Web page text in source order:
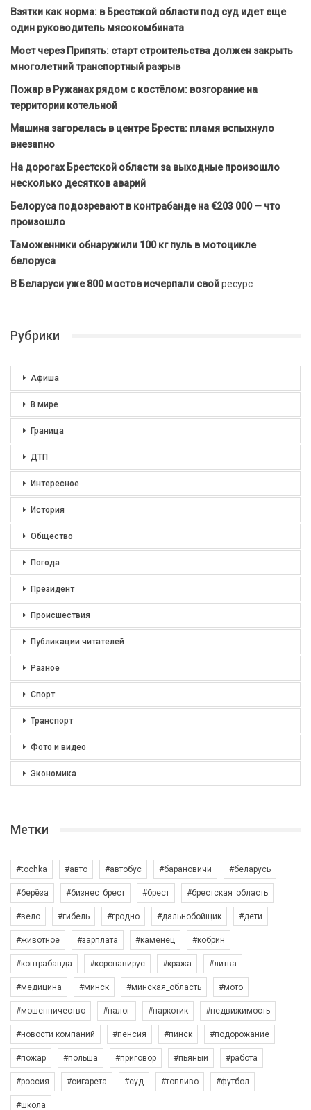
Взятки как норма: в Брестской области под суд идет еще
один руководитель мясокомбината
Мост через Припять: старт строительства должен закрыть
многолетний транспортный разрыв
Пожар в Ружанах рядом с костёлом: возгорание на
территории котельной
Машина загорелась в центре Бреста: пламя вспыхнуло
внезапно
На дорогах Брестской области за выходные произошло
несколько десятков аварий
Белоруса подозревают в контрабанде на €203 000 — что
произошло
Таможенники обнаружили 100 кг пуль в мотоцикле
белоруса
В Беларуси уже 800 мостов исчерпали свойресурс
Рубрики
Афиша
В мире
Граница
ДТП
Интересное
История
Общество
Погода
Президент
Происшествия
Публикации читателей
Разное
Спорт
Транспорт
Фото и видео
Экономика
Метки
#tochka #авто #автобус #барановичи #беларусь
#берёза #бизнес_брест #брест #брестская_область
#вело #гибель #гродно #дальнобойщик #дети
#животное #зарплата #каменец #кобрин
#контрабанда #коронавирус #кража #литва
#медицина #минск #минская_область #мото
#мошенничество #налог #наркотик #недвижимость
#новости компаний #пенсия #пинск #подорожание
#пожар #польша #приговор #пьяный #работа
#россия #сигарета #суд #топливо #футбол
#школа